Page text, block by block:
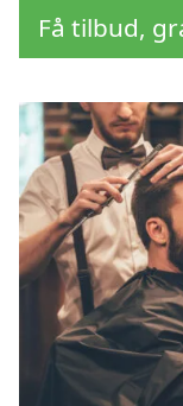
Få tilbud,